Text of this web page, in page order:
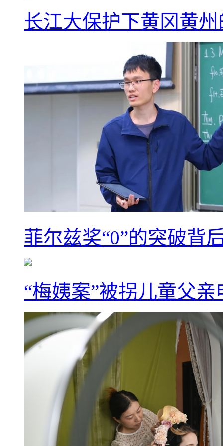
长江大保护下黄冈黄
菲尔兹奖“0”的突破背
“梅姨案”被拐儿童父